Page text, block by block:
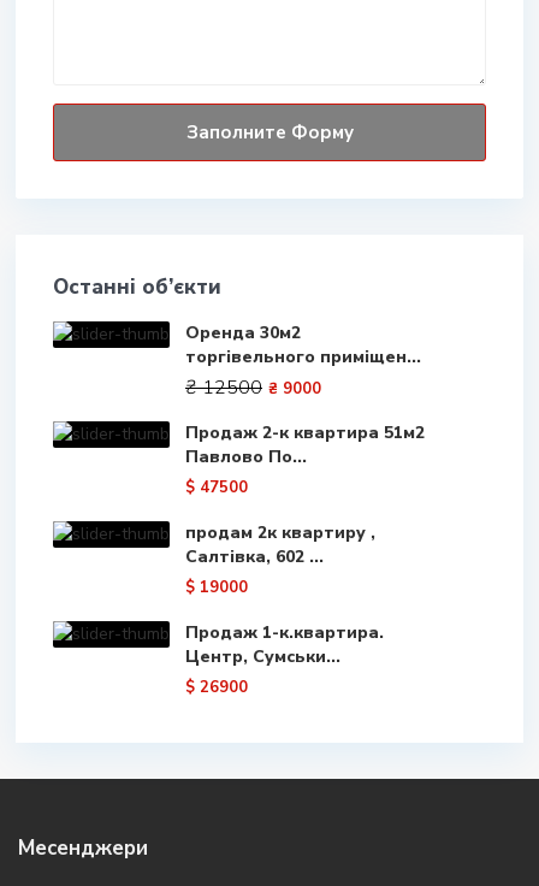
Останні об’єкти
Оренда 30м2
торгівельного приміщен...
₴ 12500 ₴ 9000
Продаж 2-к квартира 51м2
Павлово По...
$ 47500
продам 2к квартиру ,
Салтівка, 602 ...
$ 19000
Продаж 1-к.квартира.
Центр, Сумськи...
$ 26900
Месенджери